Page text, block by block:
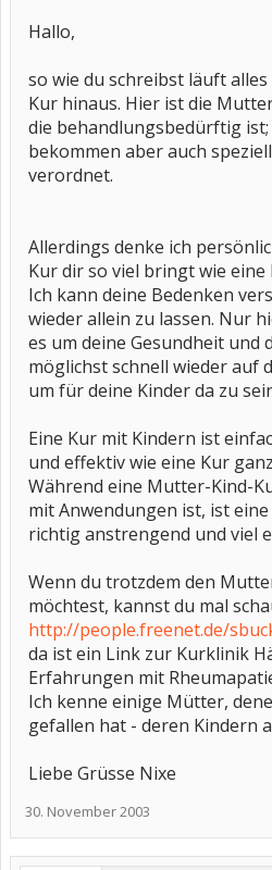
Hallo,
so wie du schreibst läuft
Kur hinaus. Hier ist die
die behandlungsbedürftig
bekommen aber auch
verordnet.
Allerdings denke ich
Kur dir so viel bringt wie eine
Ich kann deine Bedenken
wieder allein zu lassen. Nur
es um deine Gesundheit und
möglichst schnell wieder auf
um für deine Kinder da zu
Eine Kur mit Kindern ist
und effektiv wie eine Kur
Während eine Mutter-Kind-
mit Anwendungen ist, ist
richtig anstrengend und viel
Wenn du trotzdem den
möchtest, kannst du mal
http://people.freenet.de/
da ist ein Link zur Kurklinik
Erfahrungen mit
Ich kenne einige Mütter,
gefallen hat - deren Kindern
Liebe Grüsse Nixe
30. November 2003